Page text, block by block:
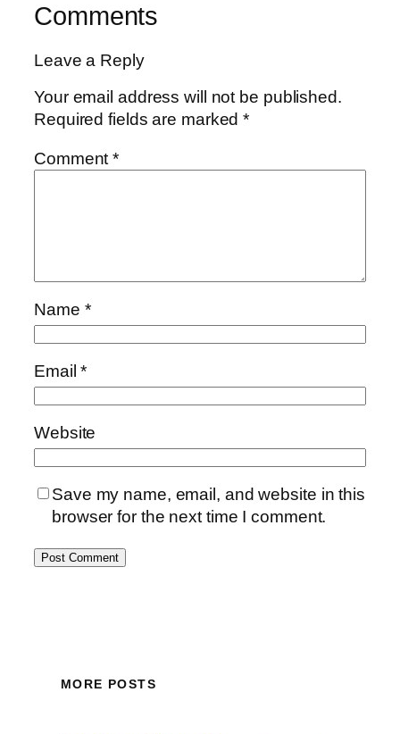
Comments
Leave a Reply
Your email address will not be published.
Required fields are marked*
Comment*
Name *
Email*
Website
Save my name, email, and website in this
browser for the next time I comment.
MORE POSTS